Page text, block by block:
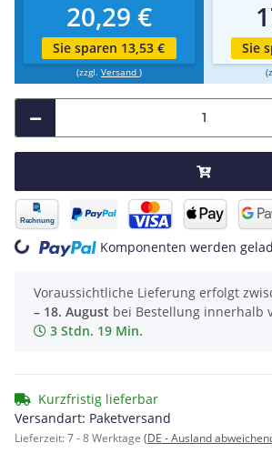
20,29 €
Sie sparen 13,53 €
(zzgl. Versand )
Sie
Komponenten werden
Voraussichtliche Lieferung erfolgt
– 18. August bei Bestellung innerhalb
3 Stdn. 19 Min.
Kurzfristig lieferbar
Versandart: Paketversand
Lieferzeit:7 - 8 Werktage (DE - Ausland